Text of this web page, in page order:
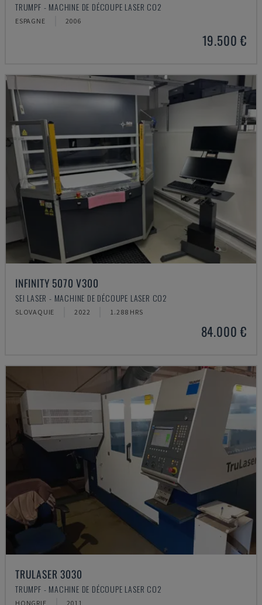
TRUMPF - MACHINE DE DÉCOUPE LASER CO2
ESPAGNE 2006
19.500 €
INFINITY 5070 V300
SEI LASER - MACHINE DE DÉCOUPE LASER CO2
SLOVAQUIE 2022 1.288 HRS
84.000 €
TRULASER 3030
TRUMPF - MACHINE DE DÉCOUPE LASER CO2
HONGRIE 2011